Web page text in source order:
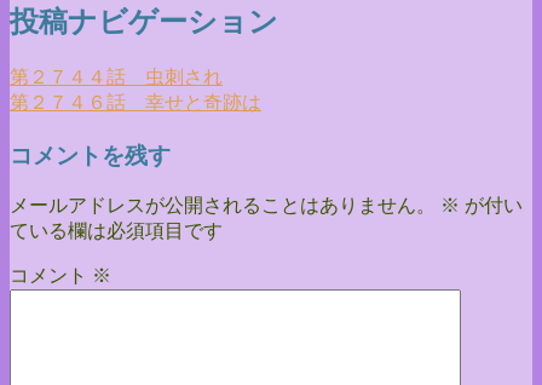
投稿ナビゲーション
第２７４４話 虫刺され
第２７４６話 幸せと奇跡は
コメントを残す
メールアドレスが公開されることはありません。 ※ が付い
ている欄は必須項目です
コメント ※